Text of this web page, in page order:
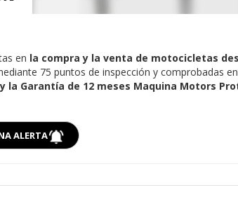
en la compra y la venta de motocicletas
75 puntos de inspección y comprobadas
la Garantía de 12 meses Maquina Motors
ALERTA